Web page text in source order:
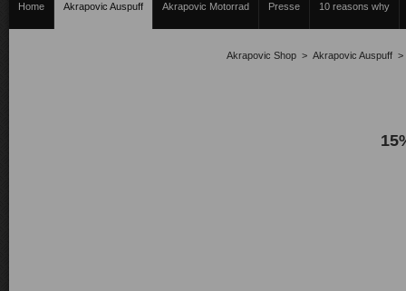
Home Akrapovic Auspuff Akrapovic Motorrad Presse 10 reasons why
Akrapovic Shop > Akrapovic Auspuff